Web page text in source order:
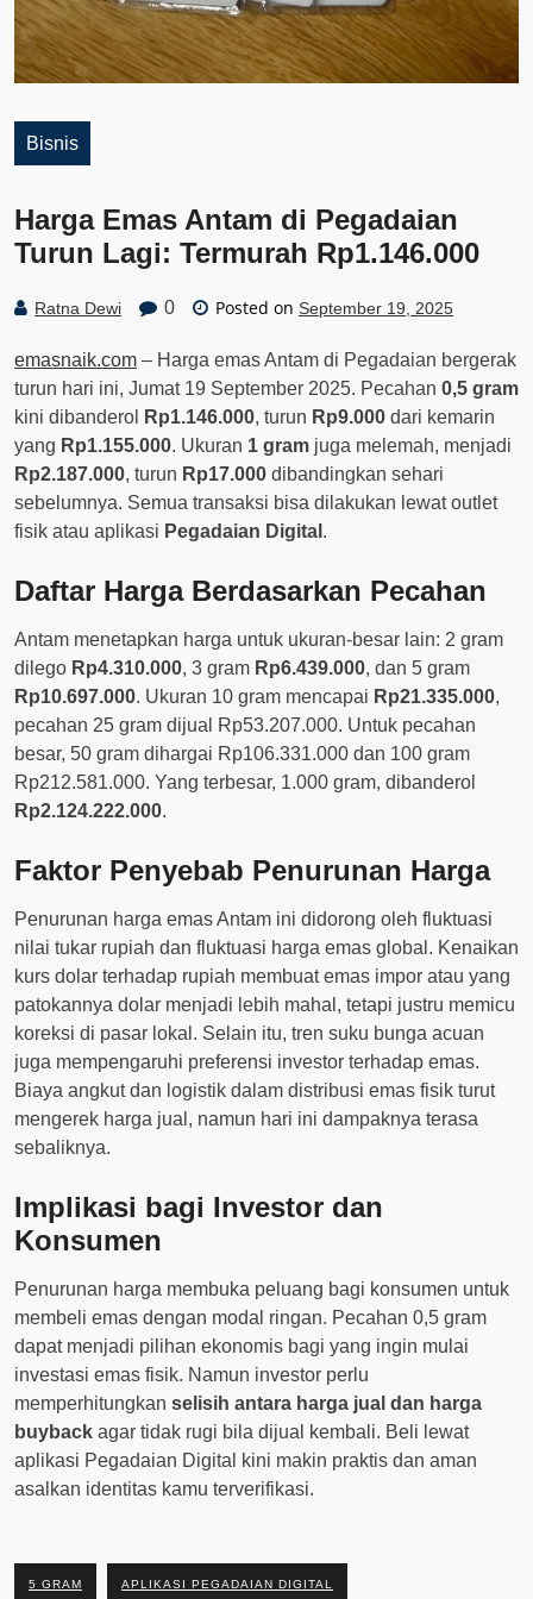
Bisnis
Harga Emas Antam di Pegadaian
Turun Lagi: Termurah Rp1.146.000
Ratna Dewi 0 Posted on September 19, 2025
emasnaik.com – Harga emas Antam di Pegadaian bergerak
turun hari ini, Jumat 19 September 2025. Pecahan 0,5 gram
kini dibanderol
Rp1.146.000, turun Rp9.000 dari kemarin
yang Rp1.155.000. Ukuran 1 gram juga melemah, menjadi
Rp2.187.000, turun Rp17.000 dibandingkan sehari
sebelumnya. Semua transaksi bisa dilakukan lewat outlet
fisik atau aplikasi Pegadaian Digital .
Daftar Harga Berdasarkan Pecahan
Antam menetapkan harga untuk ukuran-besar lain: 2 gram
dilego Rp4.310.000, 3 gram Rp6.439.000, dan 5 gram
Rp10.697.000. Ukuran 10 gram mencapai Rp21.335.000,
pecahan 25 gram dijual Rp53.207.000. Untuk pecahan
besar, 50 gram dihargai Rp106.331.000 dan 100 gram
Rp212.581.000. Yang terbesar, 1.000 gram, dibanderol
Rp2.124.222.000.
Faktor Penyebab Penurunan Harga
Penurunan harga emas Antam ini didorong oleh fluktuasi
nilai tukar rupiah dan fluktuasi harga emas global. Kenaikan
kurs dolar terhadap rupiah membuat emas impor atau yang
patokannya dolar menjadi lebih mahal, tetapi justru memicu
koreksi di pasar lokal. Selain itu, tren suku bunga acuan
juga mempengaruhi preferensi investor terhadap emas.
Biaya angkut dan logistik dalam distribusi emas fisik turut
mengerek harga jual, namun hari ini dampaknya terasa
sebaliknya.
Implikasi bagi Investor dan
Konsumen
Penurunan harga membuka peluang bagi konsumen untuk
membeli emas dengan modal ringan. Pecahan 0,5 gram
dapat menjadi pilihan ekonomis bagi yang ingin mulai
investasi emas fisik. Namun investor perlu
memperhitungkan selisih antara harga jual dan harga
buyback agar tidak rugi bila dijual kembali. Beli lewat
aplikasi Pegadaian Digital kini makin praktis dan aman
asalkan identitas kamu terverifikasi.
5 GRAM APLIKASI PEGADAIAN DIGITAL